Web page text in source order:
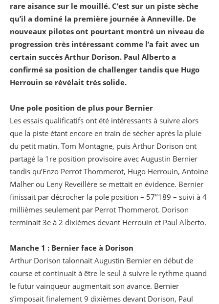
rare aisance sur le mouillé. C’est sur un piste sèche
qu’il a dominé la première journée à Anneville. De
nouveaux pilotes ont pourtant montré un niveau de
progression très intéressant comme l’a fait avec un
certain succès Arthur Dorison. Paul Alberto a
confirmé sa position de challenger tandis que Hugo
Herrouin se révélait très solide.
Une pole position de plus pour Bernier
Les essais qualificatifs ont été intéressants à suivre alors
que la piste étant encore en train de sécher après la pluie
du petit matin. Tom Montagne, puis Arthur Dorison ont
partagé la 1re position provisoire avec Augustin Bernier
tandis qu’Enzo Perrot Thommerot, Hugo Herrouin, Antoine
Malher ou Leny Reveillère se mettait en évidence. Bernier
finissait par décrocher la pole position – 57’’189 – suivi à 4
millièmes seulement par Perrot Thommerot. Dorison
terminait 3e à 2 dixièmes devant Herrouin et Paul Alberto.
Manche 1 : Bernier face à Dorison
Arthur Dorison talonnait Augustin Bernier en début de
course et continuait à être le seul à suivre le rythme quand
le futur vainqueur augmentait son avance. Bernier
s’imposait finalement 9 dixièmes devant Dorison, Paul